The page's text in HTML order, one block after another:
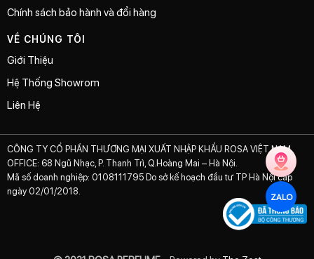
ZALO
Chính sách bảo hành và đổi hàng
VỀ CHÚNG TÔI
Giới Thiệu
Hệ Thống Showrom
Liên Hệ
CÔNG TY CỔ PHẦN THƯƠNG MẠI XUẤT NHẬP KHẨU ROSA VIỆT NAM
OFFICE: 68 Ngũ Nhạc, P. Thanh Trì, Q.Hoàng Mai – Hà Nội.
Mã số doanh nghiệp: 0108111795 Do sở kế hoạch đầu tư TP Hà Nội cấp
ngày 02/01/2018.